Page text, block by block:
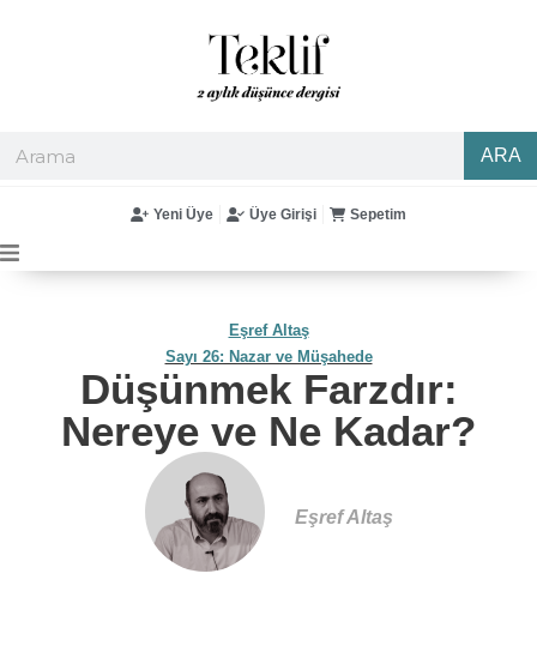
ARA
Yeni Üye Üye Girişi Sepetim
Eşref Altaş
Sayı 26: Nazar ve Müşahede
Düşünmek Farzdır:
Nereye ve Ne Kadar?
Eşref Altaş